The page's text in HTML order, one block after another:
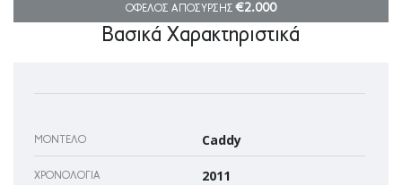
ΟΦΕΛΟΣ ΑΠΟΣΥΡΣΗΣ€2.000
Βασικά Χαρακτηριστικά
ΜΟΝΤΈΛΟ Caddy
ΧΡΟΝΟΛΟΓΊΑ 2011